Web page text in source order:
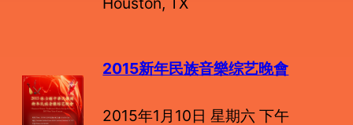
2015新年民族音樂综艺晚會
2015年1月10日 星期六 下午